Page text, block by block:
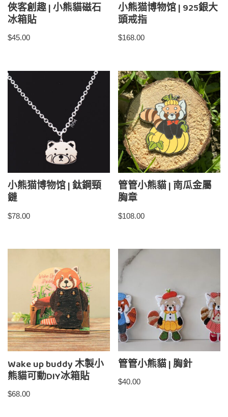
俠客創趣 | 小熊貓磁石
冰箱貼
$45.00
小熊猫博物馆 | 925銀大
頭戒指
$168.00
小熊猫博物馆 | 鈦鋼頸
鏈
$78.00
管管小熊貓 | 南瓜金屬
胸章
$108.00
Wake up buddy 木製小
熊貓可動DIY冰箱貼
$68.00
管管小熊貓 | 胸針
$40.00